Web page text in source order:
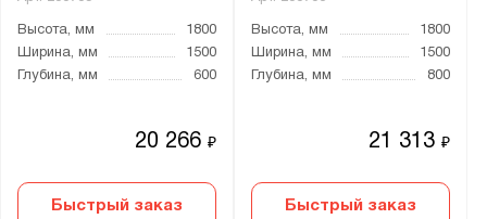
Высота, мм
1800
Ширина, мм
1500
Глубина, мм
600
20 266₽
Быстрый заказ
Высота, мм
1800
Ширина, мм
1500
Глубина, мм
800
21 313₽
Быстрый заказ